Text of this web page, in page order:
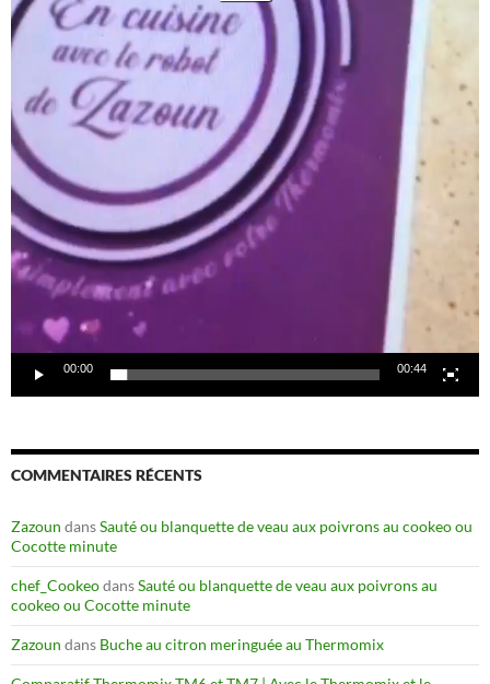
00:00 00:44
COMMENTAIRES RÉCENTS
Zazoun dansSauté ou blanquette de veau aux poivrons au cookeo ou
Cocotte minute
chef_CookeodansSauté ou blanquette de veau aux poivrons au
cookeo ou Cocotte minute
Zazoun dans Buche au citron meringuée au Thermomix